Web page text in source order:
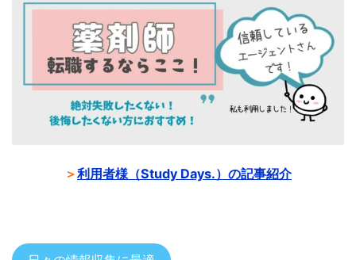
＞利用者様（Study Days.）の記事紹介